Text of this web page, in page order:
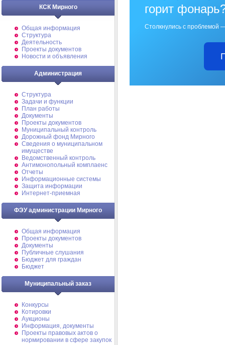
КСК Мирного
Общая информация
Структура
Деятельность
Проекты документов
Новости и объявления
Администрация
Структура
Задачи и функции
План работы
Документы
Проекты документов
Муниципальный контроль
Дорожный фонд Мирного
Cведения о муниципальном
имуществе
Ведомственный контроль
Антимонопольный комплаенс
Отчеты
Информационные системы
Защита информации
Интернет-приемная
ФЭУ администрации Мирного
Общая информация
Проекты документов
Документы
Публичные слушания
Бюджет для граждан
Бюджет
Муниципальный заказ
Конкурсы
Котировки
Аукционы
Информация, документы
Проекты правовых актов о
нормировании в сфере закупок
горит
Столкнулись с проблемой